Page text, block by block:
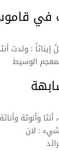
في
إيناثاً : ولدت
الوسيط
أنثا وأنوثة وأناثة
: لان